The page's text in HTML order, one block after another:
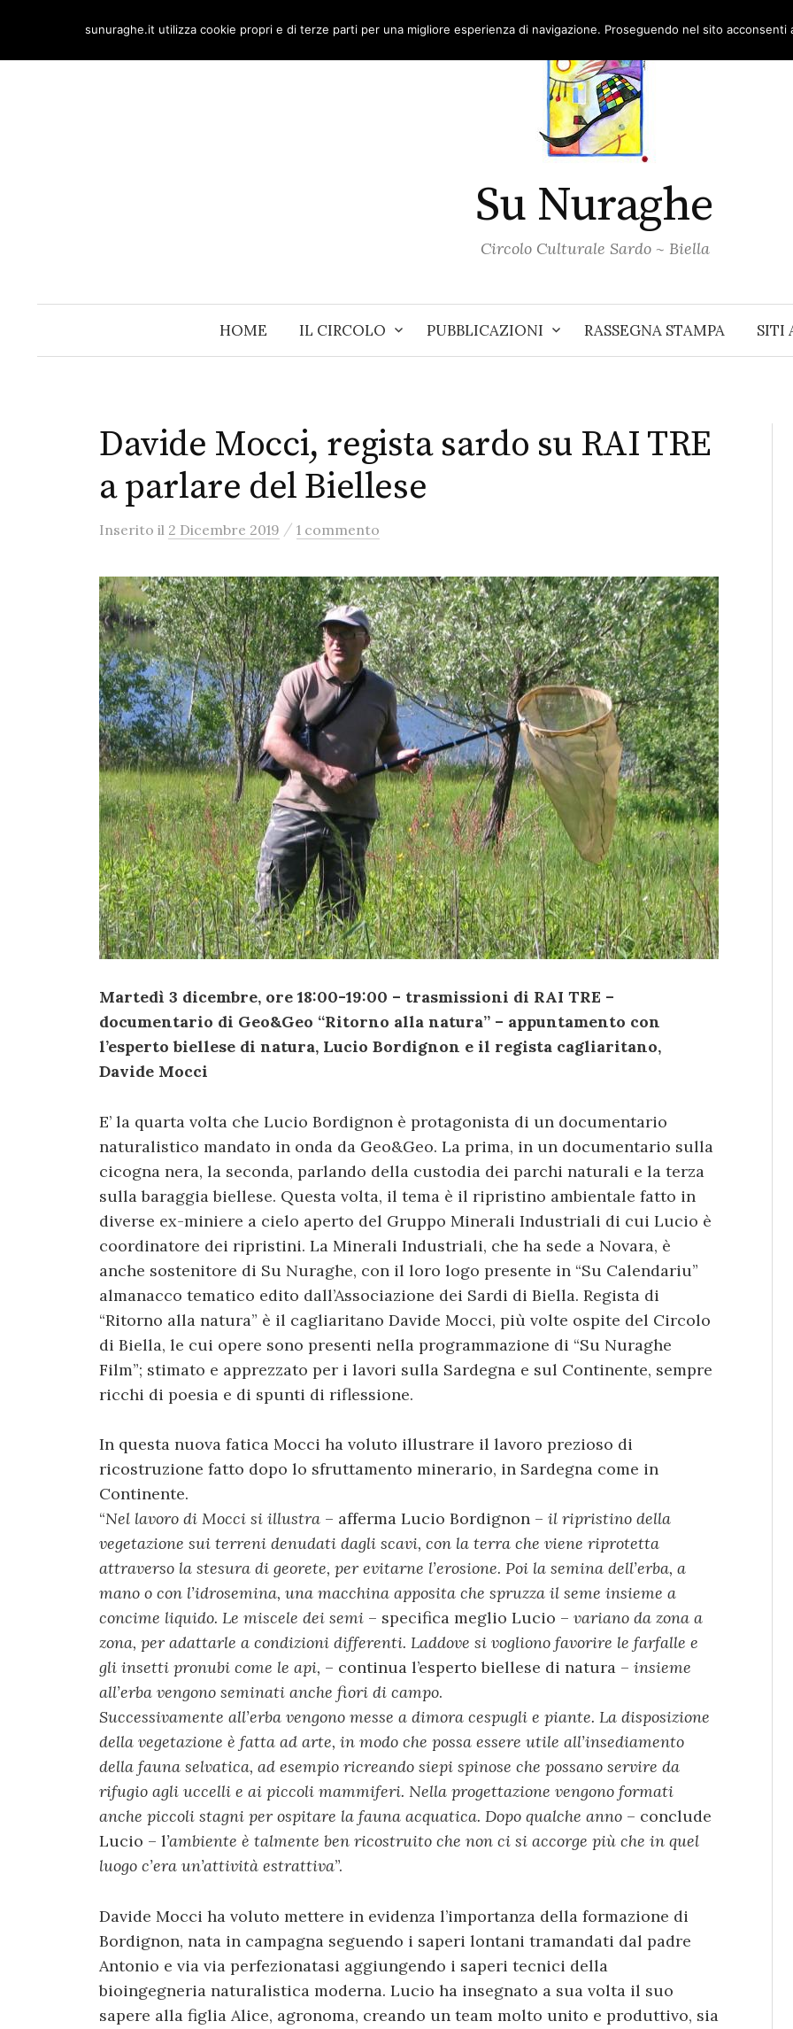
content
Su Nuraghe
Circolo Culturale Sardo ~ Biella
HOME IL CIRCOLO PUBBLICAZIONI RASSEGNA STAMPA SITI
Davide Mocci, regista sardo su RAI TRE
a parlare del Biellese
Inserito il 2 Dicembre 2019 / 1 commento
Martedì 3 dicembre, ore 18:00-19:00 – trasmissioni di RAI TRE –
documentario di Geo&Geo “Ritorno alla natura” – appuntamento con
l’esperto biellese di natura, Lucio Bordignon e il regista cagliaritano,
Davide Mocci
E’ la quarta volta che Lucio Bordignon è protagonista di un documentario
naturalistico mandato in onda da Geo&Geo. La prima, in un documentario sulla
cicogna nera, la seconda, parlando della custodia dei parchi naturali e la terza
sulla baraggia biellese. Questa volta, il tema è il ripristino ambientale fatto in
diverse ex-miniere a cielo aperto del Gruppo Minerali Industriali di cui Lucio è
coordinatore dei ripristini. La Minerali Industriali, che ha sede a Novara, è
anche sostenitore di Su Nuraghe, con il loro logo presente in “Su Calendariu”
almanacco tematico edito dall’Associazione dei Sardi di Biella. Regista di
“Ritorno alla natura” è il cagliaritano Davide Mocci, più volte ospite del Circolo
di Biella, le cui opere sono presenti nella programmazione di “Su Nuraghe
Film”; stimato e apprezzato per i lavori sulla Sardegna e sul Continente, sempre
ricchi di poesia e di spunti di riflessione.
In questa nuova fatica Mocci ha voluto illustrare il lavoro prezioso di
ricostruzione fatto dopo lo sfruttamento minerario, in Sardegna come in
Continente.
“Nel lavoro di Mocci si illustra – afferma Lucio Bordignon – il ripristino della
vegetazione sui terreni denudati dagli scavi, con la terra che viene riprotetta
attraverso la stesura di georete, per evitarne l’erosione. Poi la semina dell’erba, a
mano o con l’idrosemina, una macchina apposita che spruzza il seme insieme a
concime liquido. Le miscele dei semi – specifica meglio Lucio – variano da zona a
zona, per adattarle a condizioni differenti. Laddove si vogliono favorire le farfalle e
gli insetti pronubi come le api, – continua l’esperto biellese di natura – insieme
all’erba vengono seminati anche fiori di campo.
Successivamente all’erba vengono messe a dimora cespugli e piante. La disposizione
della vegetazione è fatta ad arte, in modo che possa essere utile all’insediamento
della fauna selvatica, ad esempio ricreando siepi spinose che possano servire da
rifugio agli uccelli e ai piccoli mammiferi. Nella progettazione vengono formati
anche piccoli stagni per ospitare la fauna acquatica. Dopo qualche anno – conclude
Lucio – l’ambiente è talmente ben ricostruito che non ci si accorge più che in quel
luogo c’era un’attività estrattiva”.
Davide Mocci ha voluto mettere in evidenza l’importanza della formazione di
Bordignon, nata in campagna seguendo i saperi lontani tramandati dal padre
Antonio e via via perfezionatasi aggiungendo i saperi tecnici della
bioingegneria naturalistica moderna. Lucio ha insegnato a sua volta il suo
sapere alla figlia Alice, agronoma, creando un team molto unito e produttivo, sia
sunuraghe.it utilizza cookie propri e di terze parti per una migliore esperienza di navigazione. Proseguendo nel sito acconsenti